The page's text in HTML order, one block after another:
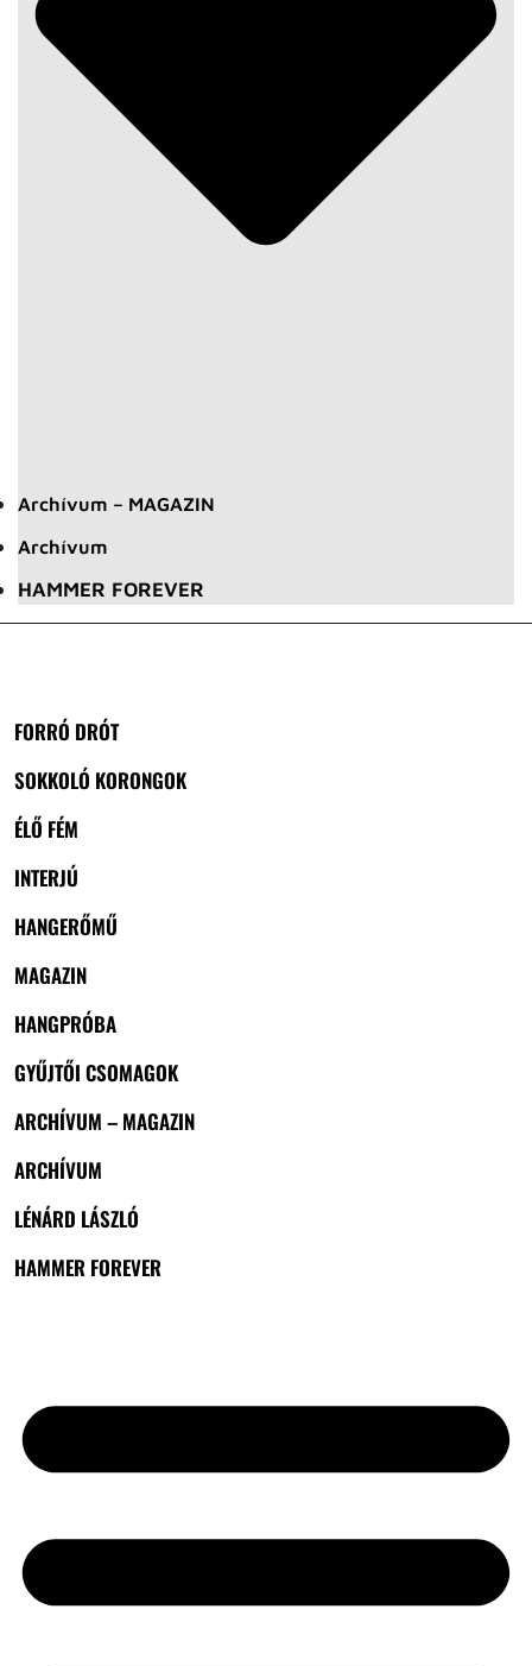
Archívum – MAGAZIN
Archívum
HAMMER FOREVER
FORRÓ DRÓT
SOKKOLÓ KORONGOK
ÉLŐ FÉM
INTERJÚ
HANGERŐMŰ
MAGAZIN
HANGPRÓBA
GYŰJTŐI CSOMAGOK
ARCHÍVUM – MAGAZIN
ARCHÍVUM
LÉNÁRD LÁSZLÓ
HAMMER FOREVER